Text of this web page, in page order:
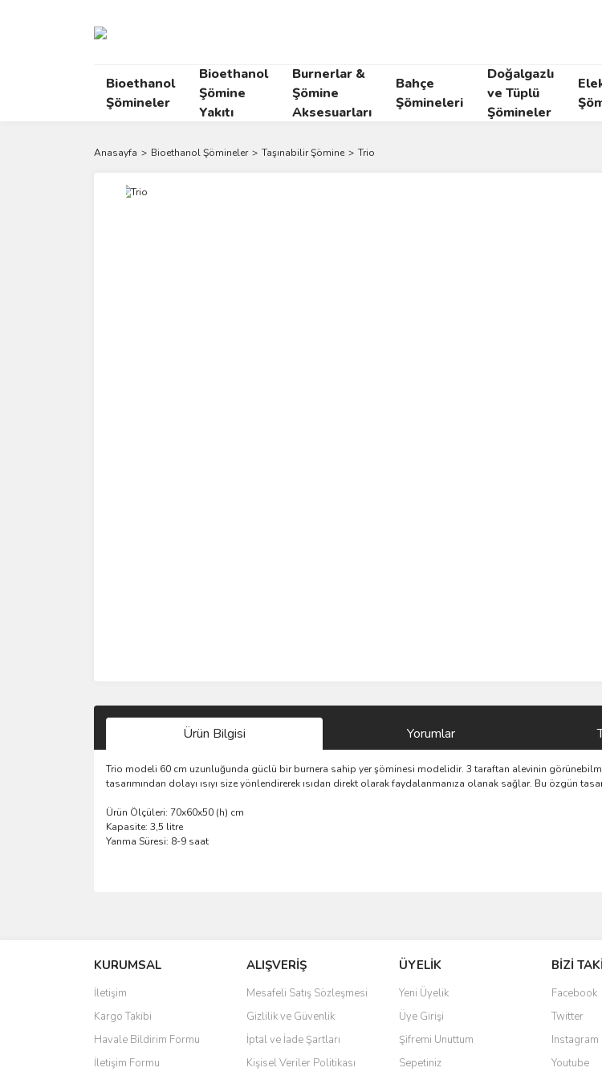
Bioethanol
Şömineler
Bioethanol
Şömine
Yakıtı
Burnerlar &
Şömine
Aksesuarları
Bahçe
Şömineleri
Doğalgazlı
ve Tüplü
Şömineler
Anasayfa Bioethanol Şömineler Taşınabilir Şömine Trio
Ürün Bilgisi Yorumlar
Trio modeli 60 cm uzunluğunda güclü bir burnera sahip yer şöminesi modelidir. 3 taraftan alevinin
tasarımından dolayı ısıyı size yönlendirerek ısıdan direkt olarak faydalanmanıza olanak sağlar. Bu özgün
Ürün Ölçüleri: 70x60x50 (h) cm
Kapasite: 3,5 litre
Yanma Süresi: 8-9 saat
Ürün resmi kalitesiz, bozuk veya görüntülenemiyor.
Ürün açıklamasında eksik bilgiler bulunuyor.
Ürün bilgilerinde hatalar bulunuyor.
Ürün fiyatı diğer sitelerden daha pahalı.
Bu ürüne benzer farklı alternatifler olmalı.
KURUMSAL
İletişim
Kargo Takibi
Havale Bildirim Formu
İletişim Formu
ALIŞVERİŞ
Mesafeli Satış Sözleşmesi
Gizlilik ve Güvenlik
İptal ve İade Şartları
Kişisel Veriler Politikası
ÜYELİK
Yeni Üyelik
Üye Girişi
Şifremi Unuttum
Sepetiniz
BİZİ
Facebook
Twitter
Instagram
Youtube